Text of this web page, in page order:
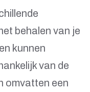
behalen van je
kunnen
van de
omvatten een